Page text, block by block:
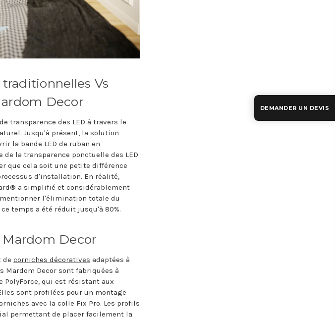
Vs
Decor
transparence des LED à travers le
Jusqu'à présent, la solution
la bande LED de ruban en
la transparence ponctuelle des LED
que cela soit une petite différence
d'installation. En réalité,
a simplifié et considérablement
l'élimination totale du
temps a été réduit jusqu'à 80%.
Decor
de corniches décoratives adaptées à
Mardom Decor sont fabriquées à
qui est résistant aux
sont profilées pour un montage
avec la colle Fix Pro. Les profils
permettant de placer facilement la
DEMANDER UN DEVIS